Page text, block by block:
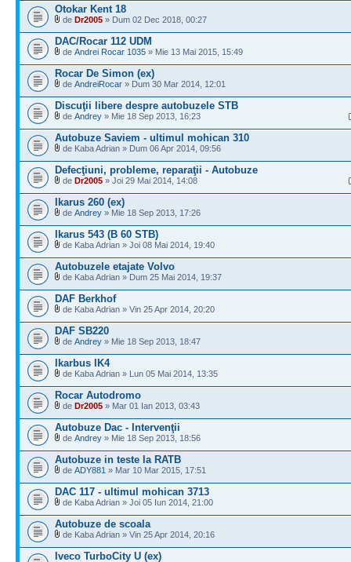
Otokar Kent 18
de Dr2005 » Dum 02 Dec 2018, 00:27
DAC/Rocar 112 UDM
de Andrei Rocar 1035 » Mie 13 Mai 2015, 15:49
Rocar De Simon (ex)
de AndreiRocar » Dum 30 Mar 2014, 12:01
Discuţii libere despre autobuzele STB
de Andrey » Mie 18 Sep 2013, 16:23
Autobuze Saviem - ultimul mohican 310
de Kaba Adrian » Dum 06 Apr 2014, 09:56
Defecţiuni, probleme, reparaţii - Autobuze
de Dr2005 » Joi 29 Mai 2014, 14:08
Ikarus 260 (ex)
de Andrey » Mie 18 Sep 2013, 17:26
Ikarus 543 (B 60 STB)
de Kaba Adrian » Joi 08 Mai 2014, 19:40
Autobuzele etajate Volvo
de Kaba Adrian » Dum 25 Mai 2014, 19:37
DAF Berkhof
de Kaba Adrian » Vin 25 Apr 2014, 20:20
DAF SB220
de Andrey » Mie 18 Sep 2013, 18:47
Ikarbus IK4
de Kaba Adrian » Lun 05 Mai 2014, 13:35
Rocar Autodromo
de Dr2005 » Mar 01 Ian 2013, 03:43
Autobuze Dac - Intervenţii
de Andrey » Mie 18 Sep 2013, 18:56
Autobuze in teste la RATB
de ADY881 » Mar 10 Mar 2015, 17:51
DAC 117 - ultimul mohican 3713
de Kaba Adrian » Joi 05 Iun 2014, 21:00
Autobuze de scoala
de Kaba Adrian » Vin 25 Apr 2014, 20:16
Iveco TurboCity U (ex)